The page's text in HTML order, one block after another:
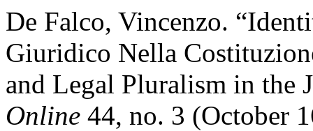
De Falco, Vincenzo.
Giuridico Nella
and Legal Pluralism in the
Online 44, no. 3 (October